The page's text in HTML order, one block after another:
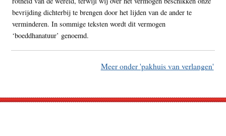
bevrijding dichterbij te brengen door het lijden van de ander te
verminderen. In sommige teksten wordt dit vermogen
‘boeddhanatuur’ genoemd.
Meer onder 'pakhuis van verlangen'